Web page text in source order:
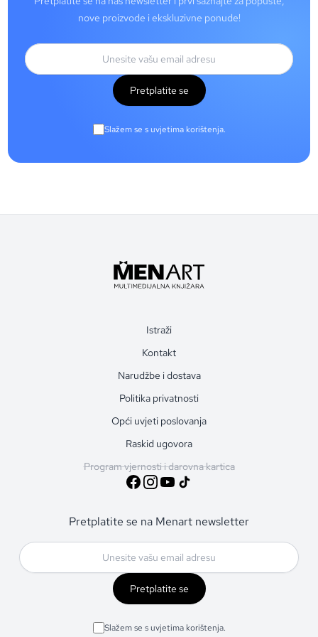
nove proizvode i ekskluzivne ponude!
Pretplatite se
Slažem se s uvjetima korištenja.
Istraži
Kontakt
Narudžbe i dostava
Politika privatnosti
Opći uvjeti poslovanja
Raskid ugovora
Program vjernosti i darovna kartica
Pretplatite se na Menart newsletter
Pretplatite se
Slažem se s uvjetima korištenja.